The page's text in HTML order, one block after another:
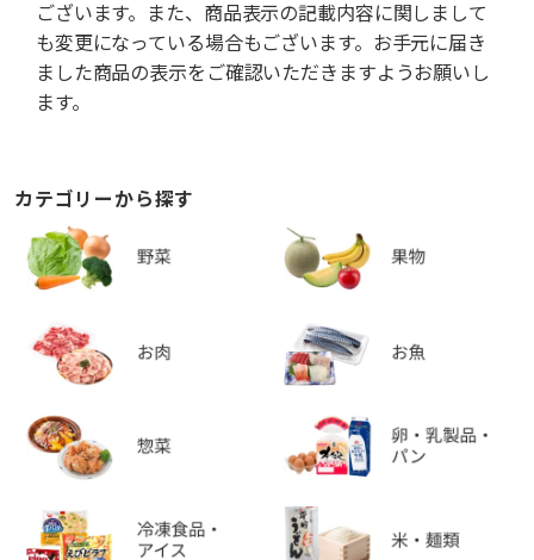
ございます。また、商品表示の記載内容に関しまして
も変更になっている場合もございます。お手元に届き
ました商品の表示をご確認いただきますようお願いし
ます。
カテゴリーから探す